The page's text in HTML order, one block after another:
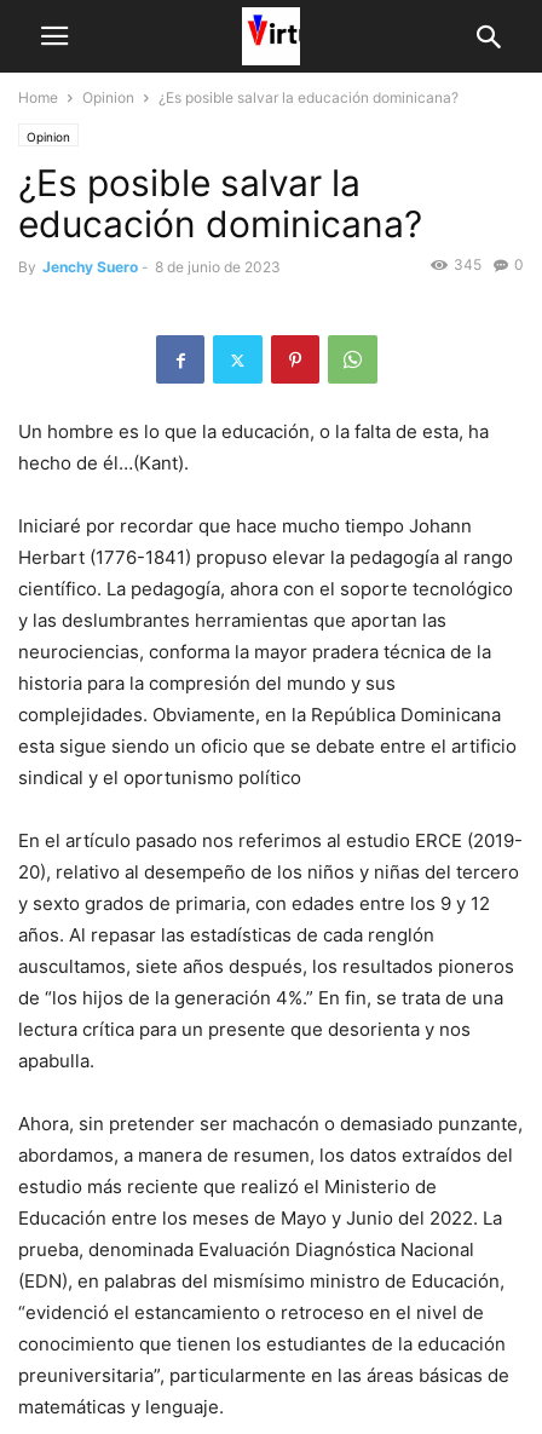
Home Opinion ¿Es posible salvar la educación dominicana?
Opinion
¿Es posible salvar la
educación dominicana?
By Jenchy Suero - 8 de junio de 2023 0
345
Un hombre es lo que la educación, o la falta de esta, ha
hecho de él…(Kant).
Iniciaré por recordar que hace mucho tiempo Johann
Herbart (1776-1841) propuso elevar la pedagogía al rango
científico. La pedagogía, ahora con el soporte tecnológico
y las deslumbrantes herramientas que aportan las
neurociencias, conforma la mayor pradera técnica de la
historia para la compresión del mundo y sus
complejidades. Obviamente, en la República Dominicana
esta sigue siendo un oficio que se debate entre el artificio
sindical y el oportunismo político
En el artículo pasado nos referimos al estudio ERCE (2019-
20), relativo al desempeño de los niños y niñas del tercero
y sexto grados de primaria, con edades entre los 9 y 12
años. Al repasar las estadísticas de cada renglón
auscultamos, siete años después, los resultados pioneros
de “los hijos de la generación 4%.” En fin, se trata de una
lectura crítica para un presente que desorienta y nos
apabulla.
Ahora, sin pretender ser machacón o demasiado punzante,
abordamos, a manera de resumen, los datos extraídos del
estudio más reciente que realizó el Ministerio de
Educación entre los meses de Mayo y Junio del 2022. La
prueba, denominada Evaluación Diagnóstica Nacional
(EDN), en palabras del mismísimo ministro de Educación,
“evidenció el estancamiento o retroceso en el nivel de
conocimiento que tienen los estudiantes de la educación
preuniversitaria”, particularmente en las áreas básicas de
matemáticas y lenguaje.